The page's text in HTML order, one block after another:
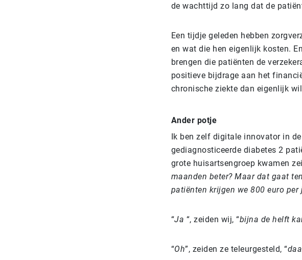
de wachttijd zo lang dat de
Een tijdje geleden hebben
en wat die hen eigenlijk kosten.
brengen die patiënten de
positieve bijdrage aan het
chronische ziekte dan eigenlijk
Ander potje
Ik ben zelf digitale innovator in
gediagnosticeerde diabetes 2
grote huisartsengroep kwamen
maanden beter? Maar dat gaat
patiënten krijgen we 800 euro per
“Ja “, zeiden wij, “bijna de helft
“Oh”, zeiden ze teleurgesteld, “